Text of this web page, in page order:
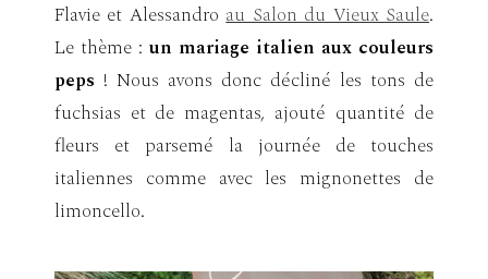
Flavie et Alessandroau Salon du Vieux Saule.
Le thème : un mariage italien aux couleurs
peps ! Nous avons donc décliné les tons de
fuchsias et de magentas, ajouté quantité de
fleurs et parsemé la journée de touches
italiennes comme avec les mignonettes de
limoncello.